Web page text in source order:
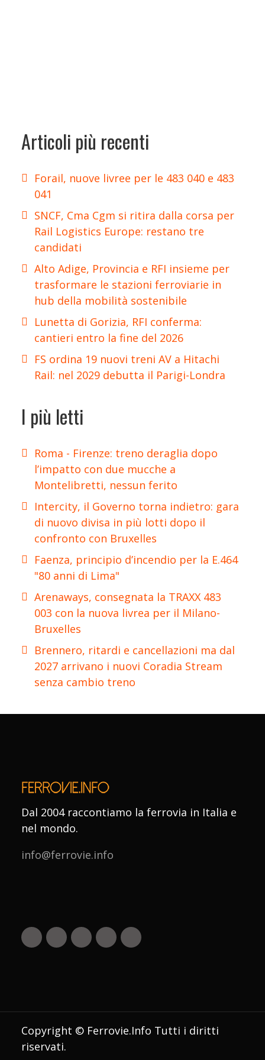
Articoli più recenti
Forail, nuove livree per le 483 040 e 483
041
SNCF, Cma Cgm si ritira dalla corsa per
Rail Logistics Europe: restano tre
candidati
Alto Adige, Provincia e RFI insieme per
trasformare le stazioni ferroviarie in
hub della mobilità sostenibile
Lunetta di Gorizia, RFI conferma:
cantieri entro la fine del 2026
FS ordina 19 nuovi treni AV a Hitachi
Rail: nel 2029 debutta il Parigi-Londra
I più letti
Roma - Firenze: treno deraglia dopo
l’impatto con due mucche a
Montelibretti, nessun ferito
Intercity, il Governo torna indietro: gara
di nuovo divisa in più lotti dopo il
confronto con Bruxelles
Faenza, principio d’incendio per la E.464
"80 anni di Lima"
Arenaways, consegnata la TRAXX 483
003 con la nuova livrea per il Milano-
Bruxelles
Brennero, ritardi e cancellazioni ma dal
2027 arrivano i nuovi Coradia Stream
senza cambio treno
Dal 2004 raccontiamo la ferrovia in Italia e
nel mondo.
info@ferrovie.info
Copyright © Ferrovie.Info Tutti i diritti
riservati.